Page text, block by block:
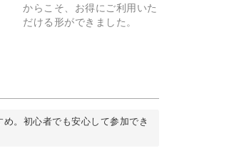
からこそ、お得にご利用いた
だける形ができました。
。初心者でも安心して参加でき